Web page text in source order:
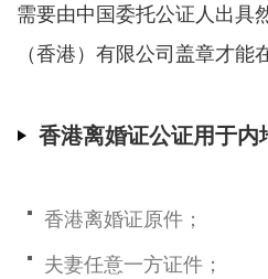
需要由中国委托公证人出具
（香港）有限公司盖章才能
香港离婚证公证用于
香港离婚证原件；
夫妻任意一方证件；